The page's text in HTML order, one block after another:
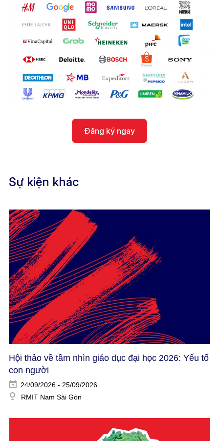
Đăng ký ngay
Sự kiện khác
Hội thảo về tầm nhìn giáo dục đại học 2026: Yếu tố
con người​
24/09/2026 - 25/09/2026
RMIT Nam Sài Gòn